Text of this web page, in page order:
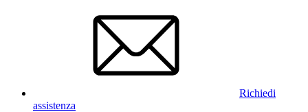
Richiedi
assistenza